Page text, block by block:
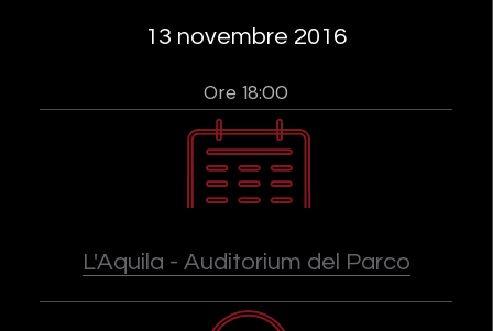
13 novembre 2016
Ore 18:00
L'Aquila - Auditorium del Parco